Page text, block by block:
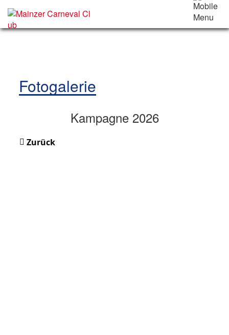
Fotogalerie
Kampagne 2026
Zurück